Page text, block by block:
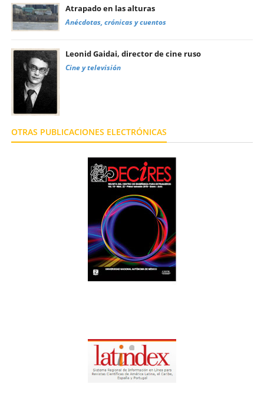
Atrapado en las alturas
Anécdotas, crónicas y cuentos
Leonid Gaidai, director de cine ruso
Cine y televisión
OTRAS PUBLICACIONES ELECTRÓNICAS